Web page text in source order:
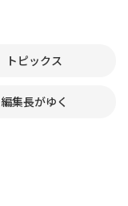
トピックス
編集長がゆく